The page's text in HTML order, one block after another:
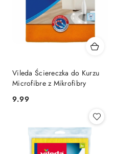
Vileda Ściereczka do Kurzu
Microfibre z Mikrofibry
Cena:
9.99